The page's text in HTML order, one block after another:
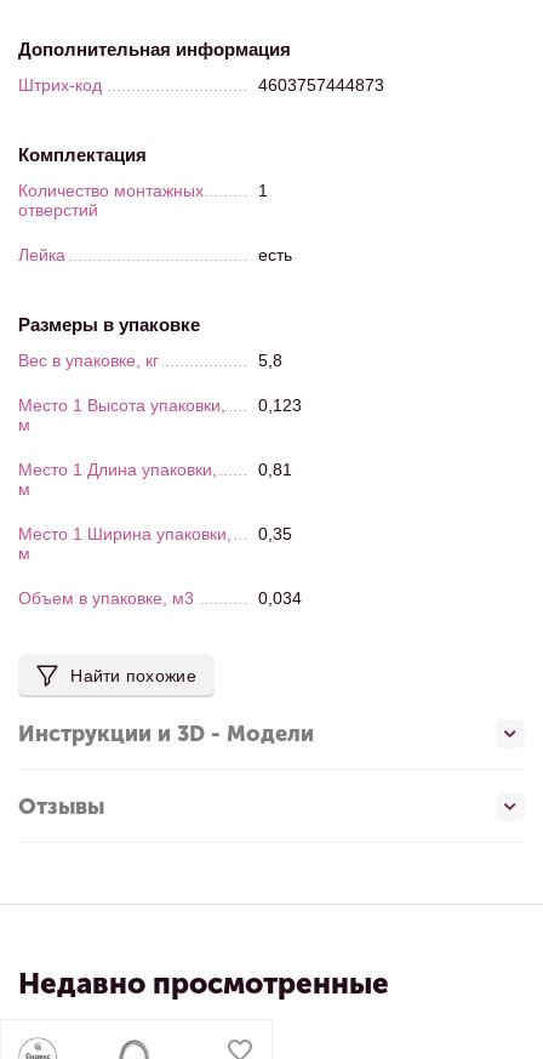
Дополнительная информация
Штрих-код 4603757444873
Комплектация
Количество монтажных
отверстий
1
Лейка есть
Размеры в упаковке
Вес в упаковке, кг 5,8
Место 1 Высота упаковки,
м
0,123
Место 1 Длина упаковки,
м
0,81
Место 1 Ширина упаковки,
м
0,35
Объем в упаковке, м3 0,034
Найти похожие
Инструкции и 3D - Модели
Отзывы
Недавно просмотренные